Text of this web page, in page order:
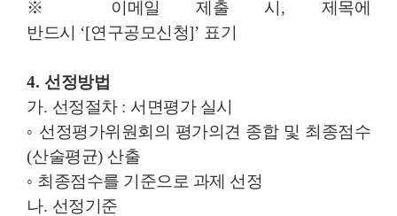
※
이메일 제출 시,
제목에
반드시 ‘[연구공모신청]’ 표기
4. 선정방법
가. 선정절차 : 서면평가 실시
◦ 선정평가위원회의 평가의견 종합 및 최종점수
(산술평균) 산출
◦ 최종점수를 기준으로 과제 선정
나. 선정기준